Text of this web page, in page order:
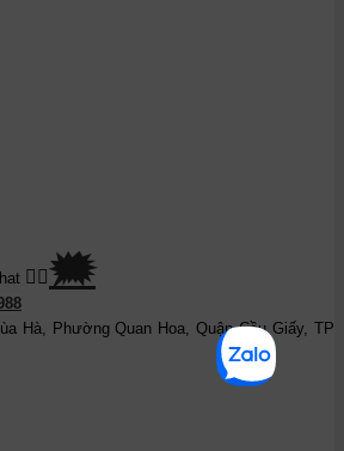
👉🏽🗯
Hà, Phường Quan Hoa, Quận Cầu Giấy, TP